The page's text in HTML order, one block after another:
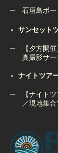
窟＆ウミガ
石垣島ボー
石垣島ボー
サンセット
【夕方開
真撮影サー
【夕方開催
ナイトツア
【ナイト
／現地集
／現地集